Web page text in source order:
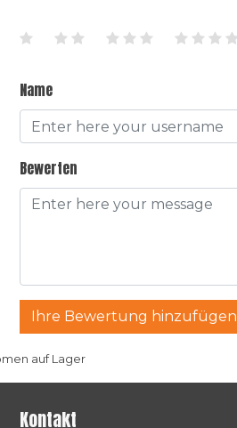
Name
Bewerten
Ihre Bewertung hinzufügen
auf Lager
Kontakt